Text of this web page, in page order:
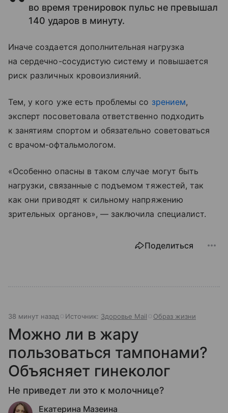
во время тренировок пульс не превышал
140 ударов в минуту.
Иначе создается дополнительная нагрузка
на сердечно-сосудистую систему и повышается
риск различных кровоизлияний.
Тем, у кого уже есть проблемы со зрением,
эксперт посоветовала ответственно подходить
к занятиям спортом и обязательно советоваться
с врачом-офтальмологом.
«Особенно опасны в таком случае могут быть
нагрузки, связанные с подъемом тяжестей, так
как они приводят к сильному напряжению
зрительных органов», — заключила специалист.
Поделиться
38 минут назад Источник: Здоровье Mail Образ жизни
Можно ли в жару
пользоваться тампонами?
Объясняет гинеколог
Не приведет ли это к молочнице?
Екатерина Мазеина